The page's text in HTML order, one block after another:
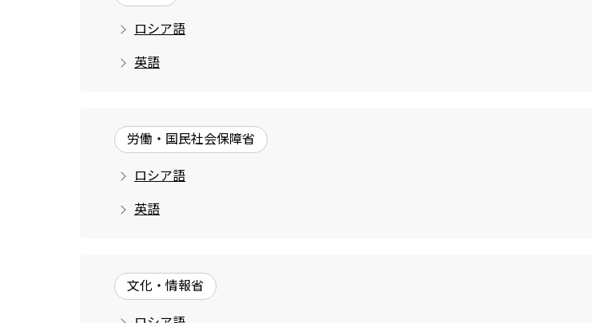
ロシア語
英語
労働・国民社会保障省
ロシア語
英語
文化・情報省